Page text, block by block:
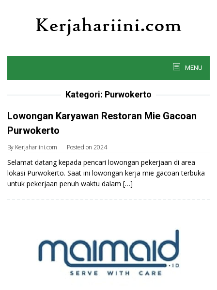
MENU
Kategori: Purwokerto
Lowongan Karyawan Restoran Mie Gacoan
Purwokerto
By Kerjahariini.com Posted on 2024
Selamat datang kepada pencari lowongan pekerjaan di area
lokasi Purwokerto. Saat ini lowongan kerja mie gacoan terbuka
untuk pekerjaan penuh waktu dalam […]